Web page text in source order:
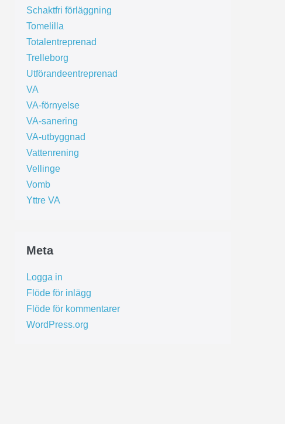
Schaktfri förläggning
Tomelilla
Totalentreprenad
Trelleborg
Utförandeentreprenad
VA
VA-förnyelse
VA-sanering
VA-utbyggnad
Vattenrening
Vellinge
Vomb
Yttre VA
Meta
Logga in
Flöde för inlägg
Flöde för kommentarer
WordPress.org